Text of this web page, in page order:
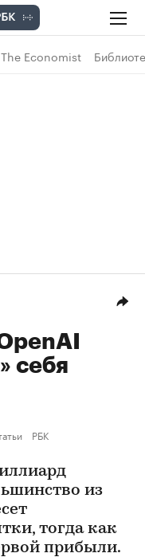
The Economist
себя
РБК
из
тогда как
прибыли.